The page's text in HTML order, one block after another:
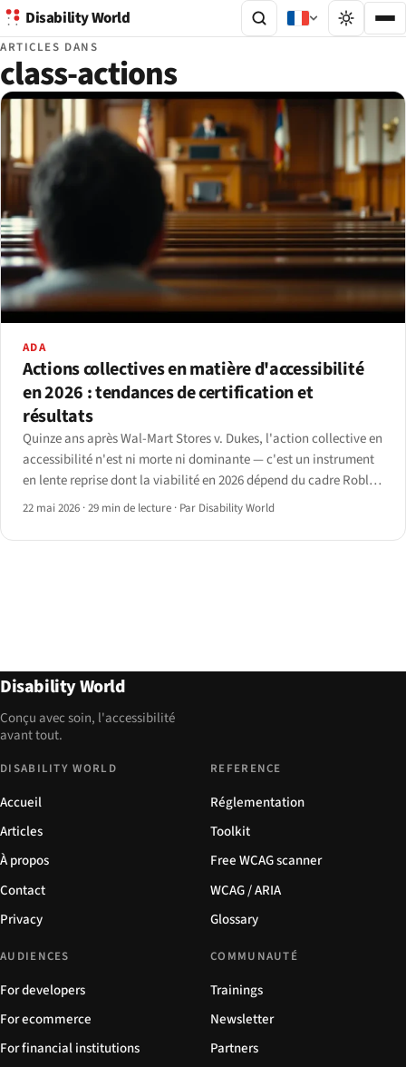
Disability World
ARTICLES DANS
class-actions
ADA
Actions collectives en matière d'accessibilité
en 2026 : tendances de certification et
résultats
Quinze ans après Wal-Mart Stores v. Dukes, l'action collective en
accessibilité n'est ni morte ni dominante — c'est un instrument
en lente reprise dont la viabilité en 2026 dépend du cadre Robles
du Neuvième Circuit et de la ligne Andrews v. Blick du Deuxième
22 mai 2026 ·29 min de lecture · Par Disability World
Disability World
Conçu avec soin, l'accessibilité
avant tout.
DISABILITY WORLD
Accueil
Articles
À propos
Contact
Privacy
REFERENCE
Réglementation
Toolkit
Free WCAG scanner
WCAG / ARIA
Glossary
AUDIENCES
For developers
For ecommerce
For financial institutions
COMMUNAUTÉ
Trainings
Newsletter
Partners